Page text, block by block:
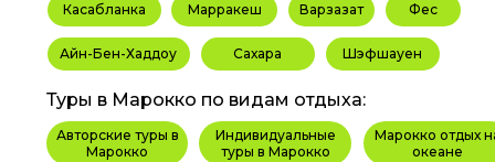
Касабланка Марракеш Варзазат
Айн-Бен-Хаддоу Сахара
Фес
Шэфшауен
Авторские туры в
Марокко
Индивидуальные
туры в Марокко
Марокко отдых
океане
Туры в Марокко по видам отдыха: